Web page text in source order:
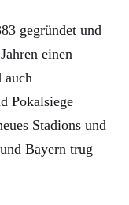
gegründet und
einen
auch
Pokalsiege
Stadions und
Bayern trug